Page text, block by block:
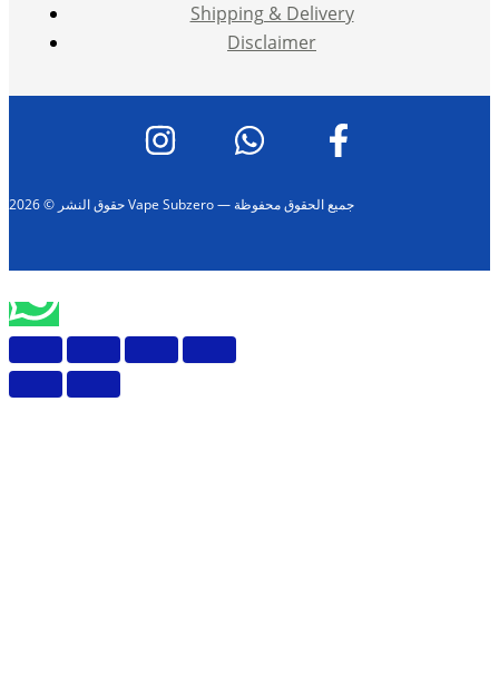
Shipping & Delivery
Disclaimer
حقوق النشر © 2026 Vape Subzero — جميع الحقوق محفوظة